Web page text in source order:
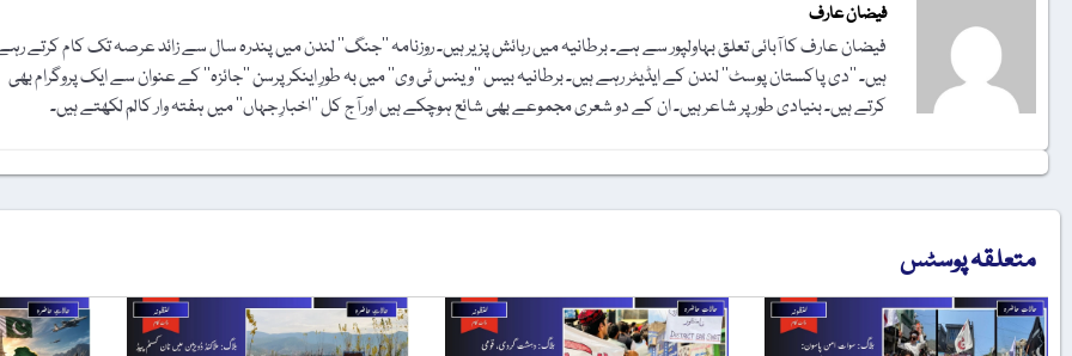
فیضان عارف
فیضان عارف کا آبائی تعلق بہاولپور سے ہے۔ برطانیہ میں رہائش پزیر ہیں۔ ‏روزنامہ ’’جنگ‘‘ لندن میں پندرہ سال سے زائد عرصہ تک کام کرتے
ہیں۔ ‏‏’’دی پاکستان پوسٹ‘‘ لندن کے ایڈیٹر رہے ہیں۔ برطانیہ بیس ’’وینس ٹی وی‘‘ میں بہ ‏طورِ اینکر پرسن ’’جائزہ‘‘ کے عنوان سے ایک پروگرام بھی
کرتے ہیں۔ بنیادی طور پر شاعر ہیں۔ ان کے دو شعری مجموعے بھی شائع ‏ہوچکے ہیں اور آج کل ’’اخبارِ جہاں‘‘ میں ہفتہ وار کالم لکھتے ہیں۔
متعلقہ پوسٹس